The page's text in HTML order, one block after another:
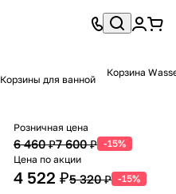
Корзины для ванной
Корзина
Розничная цена
6 460 ₽7 600 ₽ -15%
Цена по акции
4 522 ₽5 320 ₽ -15%